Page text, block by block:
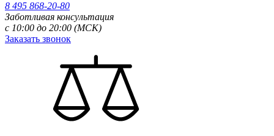
8 495 868-20-80
Заботливая консультация
с 10:00 до 20:00 (МСК)
Заказать звонок